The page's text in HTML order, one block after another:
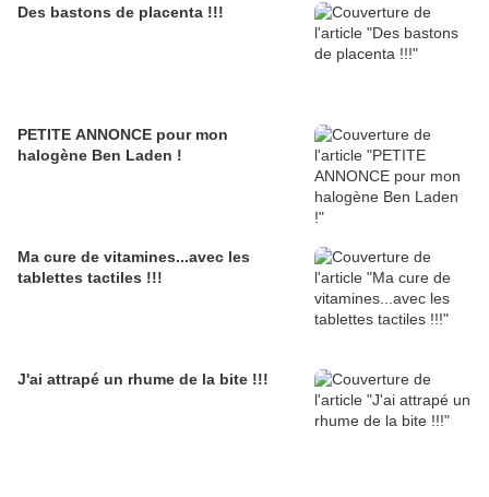
Des bastons de placenta !!!
PETITE ANNONCE pour mon
halogène Ben Laden !
Ma cure de vitamines...avec les
tablettes tactiles !!!
J'ai attrapé un rhume de la bite !!!